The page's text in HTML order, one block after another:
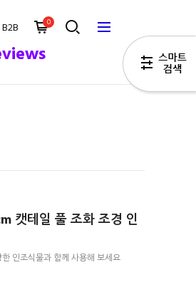
B2B 0
캣테일 풀 조화 조경 인
인조식물과 함께 사용해 보세요